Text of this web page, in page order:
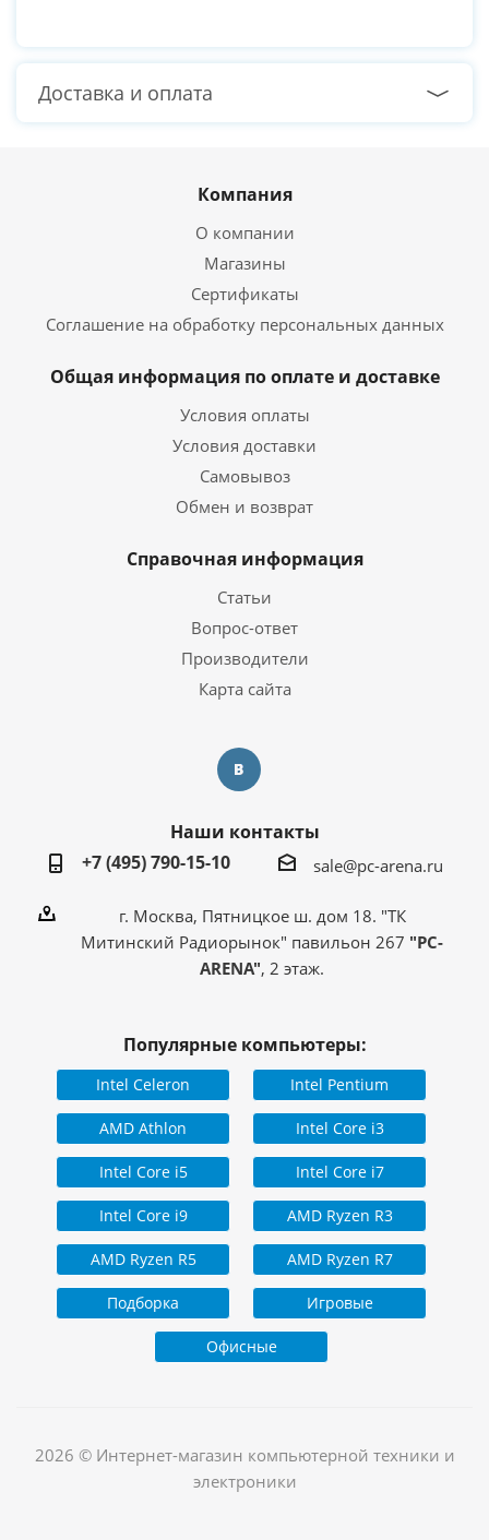
Доставка и оплата
Компания
О компании
Магазины
Сертификаты
Соглашение на обработку персональных данных
Общая информация по оплате и доставке
Условия оплаты
Условия доставки
Самовывоз
Обмен и возврат
Справочная информация
Статьи
Вопрос-ответ
Производители
Карта сайта
Наши контакты
+7 (495) 790-15-10
sale@pc-arena.ru
г. Москва, Пятницкое ш. дом 18. "ТК
Митинский Радиорынок" павильон 267 "PC-
ARENA", 2 этаж.
Популярные компьютеры:
Intel Celeron Intel Pentium
AMD Athlon Intel Core i3
Intel Core i5 Intel Core i7
Intel Core i9 AMD Ryzen R3
AMD Ryzen R5 AMD Ryzen R7
Подборка Игровые
Офисные
2026 © Интернет-магазин компьютерной техники и
электроники